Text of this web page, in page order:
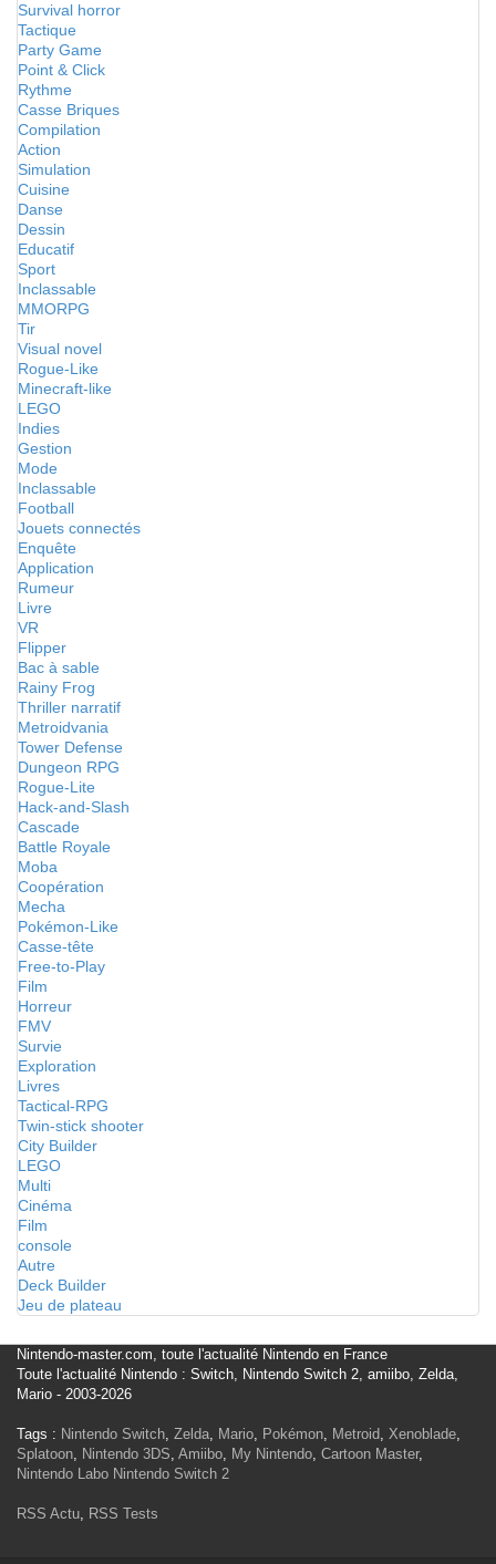
Survival horror
Tactique
Party Game
Point & Click
Rythme
Casse Briques
Compilation
Action
Simulation
Cuisine
Danse
Dessin
Educatif
Sport
Inclassable
MMORPG
Tir
Visual novel
Rogue-Like
Minecraft-like
LEGO
Indies
Gestion
Mode
Inclassable
Football
Jouets connectés
Enquête
Application
Rumeur
Livre
VR
Flipper
Bac à sable
Rainy Frog
Thriller narratif
Metroidvania
Tower Defense
Dungeon RPG
Rogue-Lite
Hack-and-Slash
Cascade
Battle Royale
Moba
Coopération
Mecha
Pokémon-Like
Casse-tête
Free-to-Play
Film
Horreur
FMV
Survie
Exploration
Livres
Tactical-RPG
Twin-stick shooter
City Builder
LEGO
Multi
Cinéma
Film
console
Autre
Deck Builder
Jeu de plateau
Nintendo-master.com, toute l'actualité Nintendo en France
Toute l'actualité Nintendo : Switch, Nintendo Switch 2, amiibo, Zelda,
Mario - 2003-2026
Tags : Nintendo Switch, Zelda, Mario, Pokémon, Metroid, Xenoblade,
Splatoon, Nintendo 3DS, Amiibo, My Nintendo, Cartoon Master,
Nintendo Labo Nintendo Switch 2
RSS Actu, RSS Tests